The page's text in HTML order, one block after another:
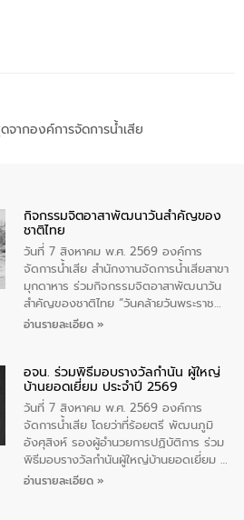
จากองค์การจัดการน้ำเสีย
กิจกรรมจิตอาสาพัฒนาวันสําคัญของ
ชาติไทย
วันที่ 7 สิงหาคม พ.ศ. 2569 องค์การ
จัดการน้ำเสีย สำนักงาานจัดการน้ำเสียสาขา
มุกดาหาร ร่วมกิจกรรมจิตอาสาพัฒนาวัน
สําคัญของชาติไทย “วันคล้ายวันพระราช
สมภพ สมเด็จพระนางเจ้าสิริกิติ์พระบรม
ทิพย์คำ รองผู้ว่าราชการจังหวัดมุกดาหาร
เป็นประธานในพิธี ณ เรือนจําชั่วคราวนาโสก
ตําบลนาโสก อําเภอเมืองมุกดาหาร จังหวัด
มุกดาหาร โดยในกิจกรรมได้ร่วมปลูกป่า และ
ทําความสะอาดภายในบริเวณ จัดกิจกรรม
เพื่อถวายเป็นพระราชกุศล สมเด็จพระนาง
เจ้าสิริกิติ์พระบรมราชินีนาถ พระบรมราช
อ่านรายละเอียด »
อจน. ร่วมพิธีมอบรางวัลกำนัน ผู้ใหญ่
บ้านยอดเยี่ยม ประจำปี 2569
วันที่ 7 สิงหาคม พ.ศ. 2569 องค์การ
จัดการน้ำเสีย โดยว่าที่ร้อยตรี พัฒนภูมิ
อังศุสิงห์ รองผู้อำนวยการปฏิบัติการ ร่วม
พิธีมอบรางวัลกำนันผู้ใหญ่บ้านยอดเยี่ยม ณ
ทำเนียบรัฐบาล โดยมีนายอนุทิน ชาญวีรกูล
อ่านรายละเอียด »